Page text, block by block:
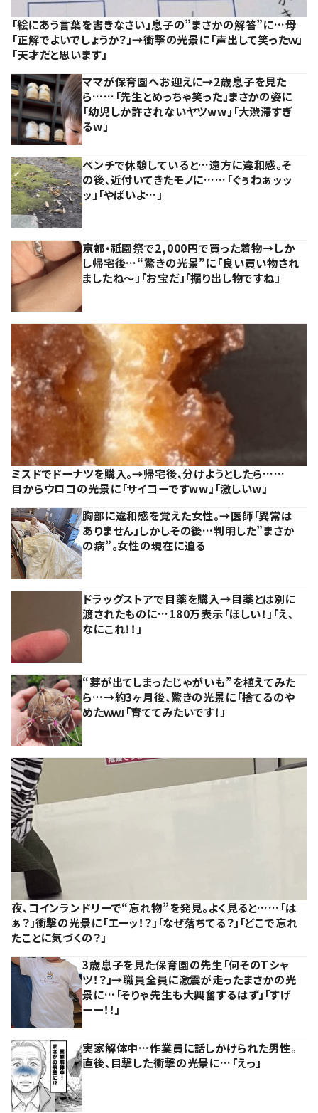
「絵にあう言葉を書きなさい」息子の”まさかの解答”に…母
「正解でよいでしょうか？」→衝撃の光景に「声出して笑ったｗ」
「天才だと思います」
ママが保育園へお迎えに→2歳息子を見た
ら……「先生とめっちゃ笑った」まさかの姿に
「幼児しか許されないヤツww」「大渋滞すぎ
るw」
ベンチで休憩していると…遠方に違和感。そ
の後、近付いてきたモノに……「ぐぅわぁッッ
ッ」「やばいよ…」
京都・祇園祭で2,000円で買った着物→しか
し帰宅後…“驚きの光景”に「良い買い物され
ましたね～」「お宝だ」「掘り出し物ですね」
ミスドでドーナツを購入。→帰宅後、分けようとしたら……
目からウロコの光景に「サイコーですww」「激しいw」
胸部に違和感を覚えた女性。→医師「異常は
ありません」しかしその後…判明した”まさか
の病”。女性の現在に迫る
ドラッグストアで目薬を購入→目薬とは別に
渡されたものに…180万表示「ほしい！」「え、
なにこれ！！」
“芽が出てしまったじゃがいも”を植えてみた
ら…→約3ヶ月後、驚きの光景に「捨てるのや
めたｗｗ」「育ててみたいです！」
夜、コインランドリーで“忘れ物”を発見。よく見ると……「は
ぁ？」衝撃の光景に「エーッ！？」「なぜ落ちてる？」「どこで忘れ
たことに気づくの？」
3歳息子を見た保育園の先生「何そのTシャ
ツ！？」→職員全員に激震が走ったまさかの光
景に…「そりゃ先生も大興奮するはず」「すげ
ーー！！」
実家解体中…作業員に話しかけられた男性。
直後、目撃した衝撃の光景に…「えっ」